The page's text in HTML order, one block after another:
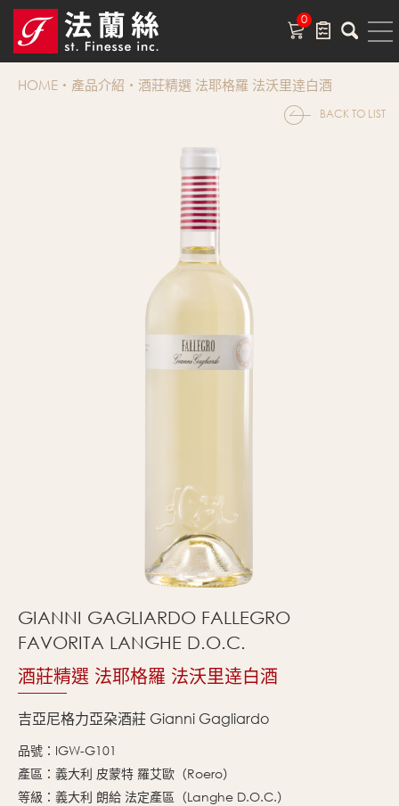
0
HOME 產品介紹 酒莊精選 法耶格羅 法沃里逹白酒
BACK TO LIST
GIANNI GAGLIARDO FALLEGRO
FAVORITA LANGHE D.O.C.
酒莊精選 法耶格羅 法沃里逹白酒
吉亞尼格力亞朶酒莊 Gianni Gagliardo
品號：IGW-G101
產區：義大利 皮蒙特 羅艾歐（Roero）
等級：義大利 朗給 法定產區（Langhe D.O.C.）